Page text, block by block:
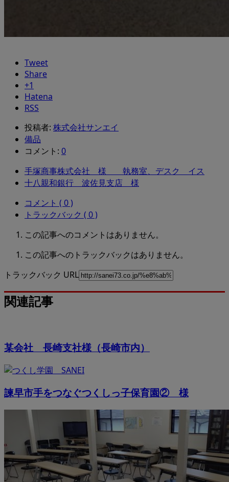
Tweet
Share
+1
Hatena
RSS
投稿者: 株式会社サンエイ
備品
コメント: 0
手塚商事株式会社 様 執務室、デスク イス
十八親和銀行 波佐見支店 様
コメント ( 0 )
トラックバック ( 0 )
この記事へのコメントはありません。
この記事へのトラックバックはありません。
トラックバック URL
関連記事
某会社 長崎支社様（長崎市内）
諫早市手をつなぐつくしっ子保育園② 様